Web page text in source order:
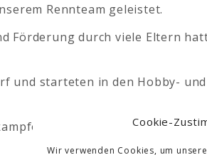
Cookie-
Wir verwenden Cookies, um
Rennteam geleistet.
durch viele Eltern
und starteten in den Hobby-
unterwegs,